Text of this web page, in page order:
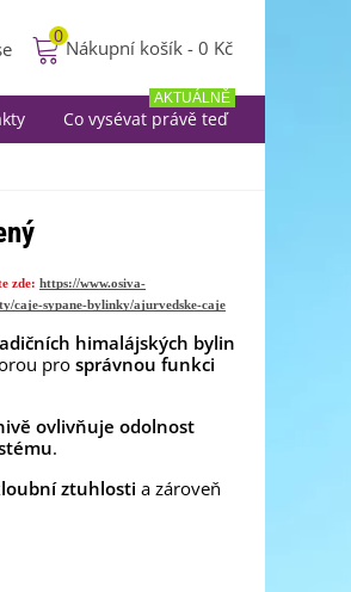
0
Nákupní košík - 0 Kč
Co vysévat právě teď
AKTUÁLNĚ
zde: https://www.osiva-
caje-sypane-bylinky/ajurvedske-caje
himalájských bylin
pro správnou funkci
ovlivňuje odolnost
.
ztuhlosti a zároveň